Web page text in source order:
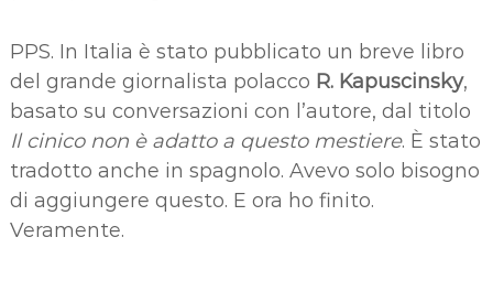
PPS. In Italia è stato pubblicato un breve libro
del grande giornalista polacco R. Kapuscinsky,
basato su conversazioni con l’autore, dal titolo
Il cinico non è adatto a questo mestiere. È stato
tradotto anche in spagnolo. Avevo solo bisogno
di aggiungere questo. E ora ho finito.
Veramente.